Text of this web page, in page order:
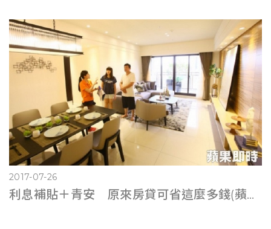
2017-07-26
利息補貼＋青安 原來房貸可省這麼多錢(蘋果即時0725)